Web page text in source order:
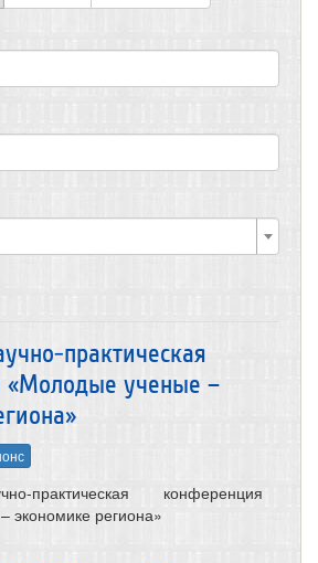
практическая
«Молодые ученые –
практическая конференция
экономике региона»